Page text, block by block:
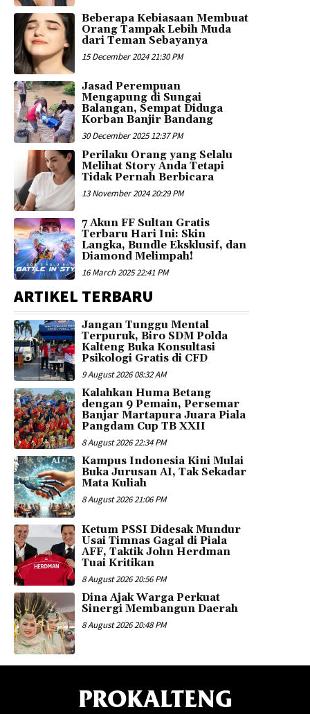
Beberapa Kebiasaan Membuat
Orang Tampak Lebih Muda
dari Teman Sebayanya
15 December 2024 21:30 PM
Jasad Perempuan
Mengapung di Sungai
Balangan, Sempat Diduga
Korban Banjir Bandang
30 December 2025 12:37 PM
Perilaku Orang yang Selalu
Melihat Story Anda Tetapi
Tidak Pernah Berbicara
13 November 2024 20:29 PM
7 Akun FF Sultan Gratis
Terbaru Hari Ini: Skin
Langka, Bundle Eksklusif, dan
Diamond Melimpah!
16 March 2025 22:41 PM
ARTIKEL TERBARU
Jangan Tunggu Mental
Terpuruk, Biro SDM Polda
Kalteng Buka Konsultasi
Psikologi Gratis di CFD
9 August 2026 08:32 AM
Kalahkan Huma Betang
dengan 9 Pemain, Persemar
Banjar Martapura Juara Piala
Pangdam Cup TB XXII
8 August 2026 22:34 PM
Kampus Indonesia Kini Mulai
Buka Jurusan AI, Tak Sekadar
Mata Kuliah
8 August 2026 21:06 PM
Ketum PSSI Didesak Mundur
Usai Timnas Gagal di Piala
AFF, Taktik John Herdman
Tuai Kritikan
8 August 2026 20:56 PM
Dina Ajak Warga Perkuat
Sinergi Membangun Daerah
8 August 2026 20:48 PM
PROKALTENG